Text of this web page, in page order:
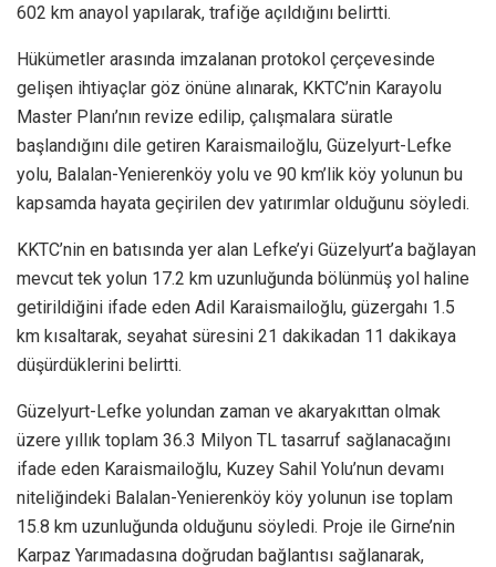
602 km anayol yapılarak, trafiğe açıldığını belirtti.
Hükümetler arasında imzalanan protokol çerçevesinde
gelişen ihtiyaçlar göz önüne alınarak, KKTC’nin Karayolu
Master Planı’nın revize edilip, çalışmalara süratle
başlandığını dile getiren Karaismailoğlu, Güzelyurt-Lefke
yolu, Balalan-Yenierenköy yolu ve 90 km’lik köy yolunun bu
kapsamda hayata geçirilen dev yatırımlar olduğunu söyledi.
KKTC’nin en batısında yer alan Lefke’yi Güzelyurt’a bağlayan
mevcut tek yolun 17.2 km uzunluğunda bölünmüş yol haline
getirildiğini ifade eden Adil Karaismailoğlu, güzergahı 1.5
km kısaltarak, seyahat süresini 21 dakikadan 11 dakikaya
düşürdüklerini belirtti.
Güzelyurt-Lefke yolundan zaman ve akaryakıttan olmak
üzere yıllık toplam 36.3 Milyon TL tasarruf sağlanacağını
ifade eden Karaismailoğlu, Kuzey Sahil Yolu’nun devamı
niteliğindeki Balalan-Yenierenköy köy yolunun ise toplam
15.8 km uzunluğunda olduğunu söyledi. Proje ile Girne’nin
Karpaz Yarımadasına doğrudan bağlantısı sağlanarak,